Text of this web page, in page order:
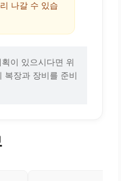
나갈 수 있습
이 있으시다면 위
복장과 장비를 준비